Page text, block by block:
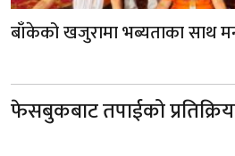
बाँकेको खजुरामा भब्यताका साथ
फेसबुकबाट तपाईको